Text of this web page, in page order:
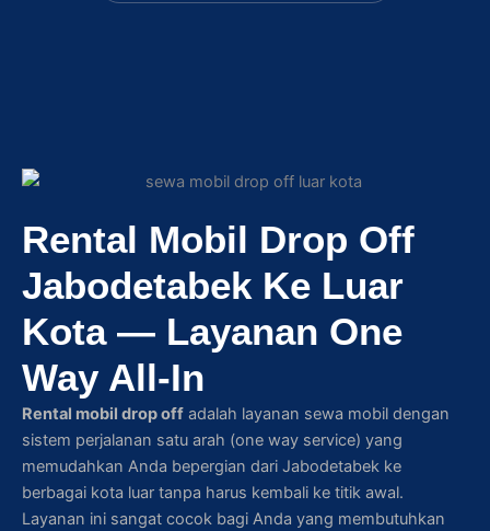
Rental Mobil Drop Off
Jabodetabek Ke Luar
Kota — Layanan One
Way All-In
Rental mobil drop off adalah layanan sewa mobil dengan
sistem perjalanan satu arah (one way service) yang
memudahkan Anda bepergian dari Jabodetabek ke
berbagai kota luar tanpa harus kembali ke titik awal.
Layanan ini sangat cocok bagi Anda yang membutuhkan